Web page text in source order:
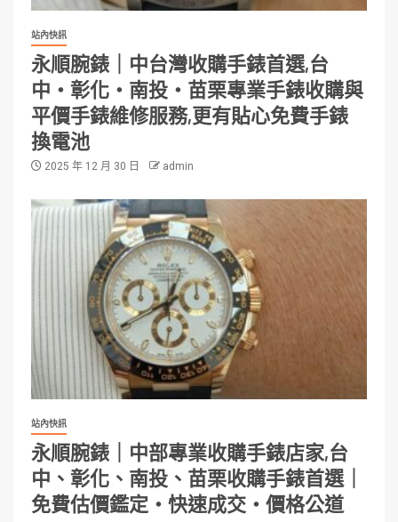
站內快訊
永順腕錶｜中台灣收購手錶首選,台
中・彰化・南投・苗栗專業手錶收購與
平價手錶維修服務,更有貼心免費手錶
換電池
2025 年 12 月 30 日 admin
站內快訊
永順腕錶｜中部專業收購手錶店家,台
中、彰化、南投、苗栗收購手錶首選｜
免費估價鑑定・快速成交・價格公道